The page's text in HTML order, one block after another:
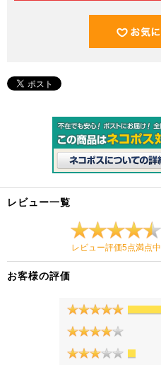
レビュー一覧
レビュー評価5点満点中
お客様の評価